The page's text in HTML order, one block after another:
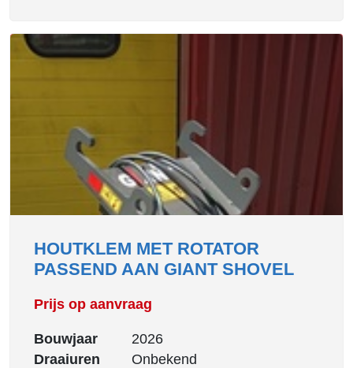
HOUTKLEM MET ROTATOR
PASSEND AAN GIANT SHOVEL
Prijs op aanvraag
Bouwjaar
2026
Draaiuren
Onbekend